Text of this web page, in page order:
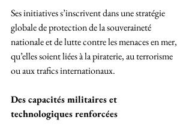
Ses initiatives s’inscrivent dans une stratégie
globale de protection de la souveraineté
nationale et de lutte contre les menaces en mer,
qu’elles soient liées à la piraterie, au terrorisme
ou aux trafics internationaux.
Des capacités militaires et
technologiques renforcées